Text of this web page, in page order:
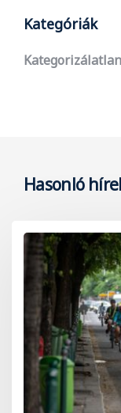
Kategóriák
Kategorizálatlan
Hasonló